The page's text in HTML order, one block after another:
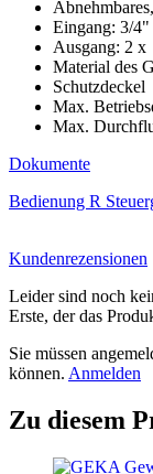
Eingang: 3/
Ausgang: 2
Material des
Schutzdeckel
Max.
Max.
Dokumente
Bedienung R
Kundenrezensionen
Leider sind noch
Erste, der das
Sie müssen
können. Anmelden
Zu diesem